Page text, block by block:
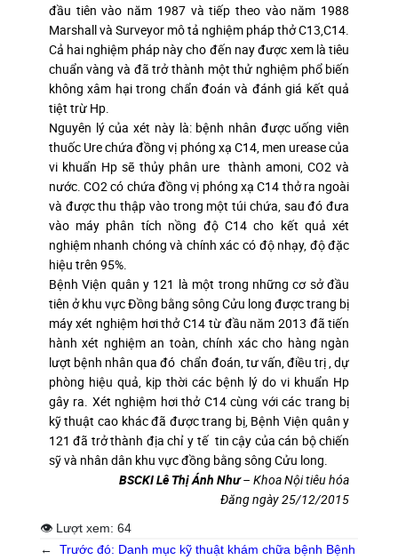
đầu tiên vào năm 1987 và tiếp theo vào năm 1988
Marshall và Surveyor mô tả nghiệm pháp thở C13,C14.
Cả hai nghiệm pháp này cho đến nay được xem là tiêu
chuẩn vàng và đã trở thành một thử nghiệm phổ biến
không xâm hại trong chẩn đoán và đánh giá kết quả
tiệt trừ Hp.
Nguyên lý của xét này là: bệnh nhân được uống viên
thuốc Ure chứa đồng vị phóng xạ C14, men urease của
vi khuẩn Hp sẽ thủy phân ure thành amoni, CO2 và
nước. CO2 có chứa đồng vị phóng xạ C14 thở ra ngoài
và được thu thập vào trong một túi chứa, sau đó đưa
vào máy phân tích nồng độ C14 cho kết quả xét
nghiệm nhanh chóng và chính xác có độ nhạy, độ đặc
hiệu trên 95%.
Bệnh Viện quân y 121 là một trong những cơ sở đầu
tiên ở khu vực Đồng bằng sông Cửu long được trang bị
máy xét nghiệm hơi thở C14 từ đầu năm 2013 đã tiến
hành xét nghiệm an toàn, chính xác cho hàng ngàn
lượt bệnh nhân qua đó chẩn đoán, tư vấn, điều trị , dự
phòng hiệu quả, kịp thời các bệnh lý do vi khuẩn Hp
gây ra. Xét nghiệm hơi thở C14 cùng với các trang bị
kỹ thuật cao khác đã được trang bị, Bệnh Viện quân y
121 đã trở thành địa chỉ y tế tin cậy của cán bộ chiến
sỹ và nhân dân khu vực đồng bằng sông Cửu long.
BSCKI Lê Thị Ánh Như– Khoa Nội tiêu hóa
Đăng ngày 25/12/2015
👁 Lượt xem: 64
←
Trước đó: Danh mục kỹ thuật khám chữa bệnh Bệnh